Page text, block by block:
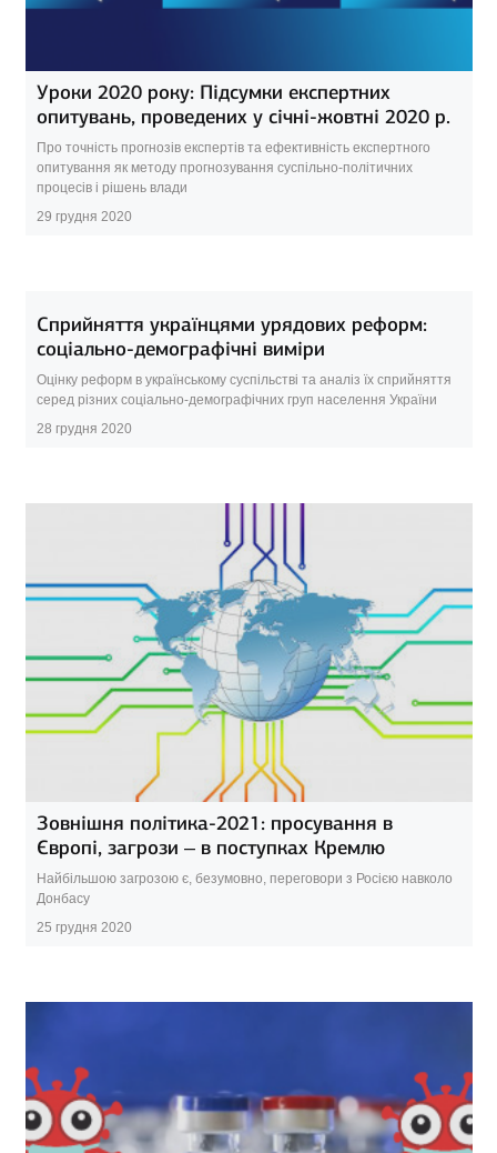
Уроки 2020 року: Підсумки експертних
опитувань, проведених у січні-жовтні 2020 р.
Про точність прогнозів експертів та ефективність експертного
опитування як методу прогнозування суспільно-політичних
процесів і рішень влади
29 грудня 2020
Сприйняття українцями урядових реформ:
соціально-демографічні виміри
Оцінку реформ в українському суспільстві та аналіз їх сприйняття
серед різних соціально-демографічних груп населення України
28 грудня 2020
Зовнішня політика-2021: просування в
Європі, загрози – в поступках Кремлю
Найбільшою загрозою є, безумовно, переговори з Росією навколо
Донбасу
25 грудня 2020